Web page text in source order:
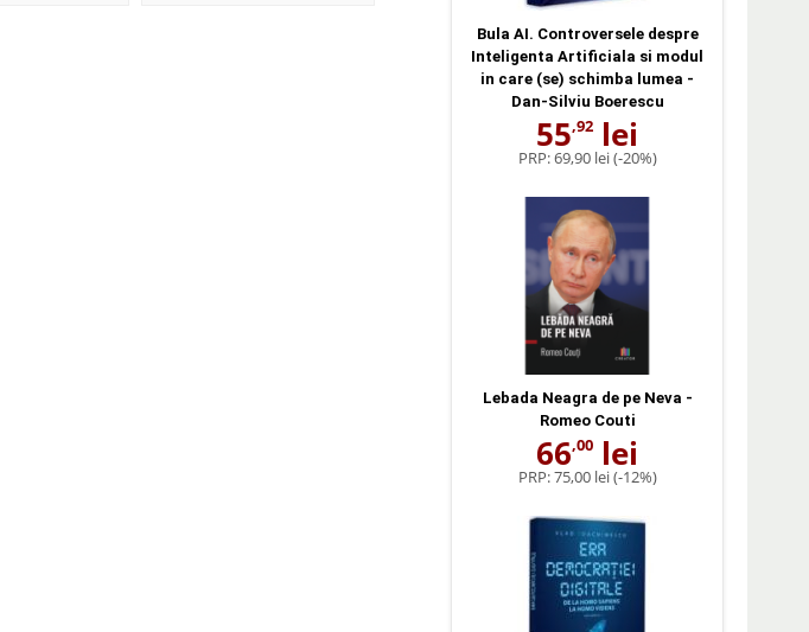
Bula AI. Controversele despre
Inteligenta Artificiala si modul
in care (se) schimba lumea -
Dan-Silviu Boerescu
55,92 lei
PRP:69,90 lei(-20%)
Lebada Neagra de pe Neva -
Romeo Couti
66,00 lei
PRP:75,00 lei(-12%)